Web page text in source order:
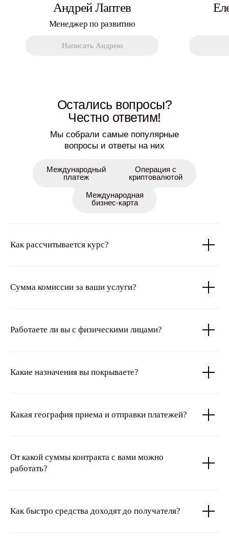
Андрей Лаптев
Менеджер по развитию
Написать Андрею
Остались вопросы?
Честно ответим!
Мы собрали самые популярные
вопросы и ответы на них
Международный
платеж
Операция с
криптовалютой
Международная
бизнес-карта
Как рассчитывается курс?
Сумма комиссии за ваши услуги?
Работаете ли вы с физическими лицами?
Какие назначения вы покрываете?
Какая география приема и отправки платежей?
От какой суммы контракта c вами можно
работать?
Как быстро средства доходят до получателя?